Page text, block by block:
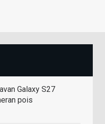
Galaxy S27
pois